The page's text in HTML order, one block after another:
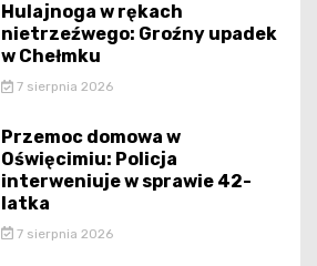
Hulajnoga w rękach
nietrzeźwego: Groźny upadek
w Chełmku
7 sierpnia 2026
Przemoc domowa w
Oświęcimiu: Policja
interweniuje w sprawie 42-
latka
7 sierpnia 2026